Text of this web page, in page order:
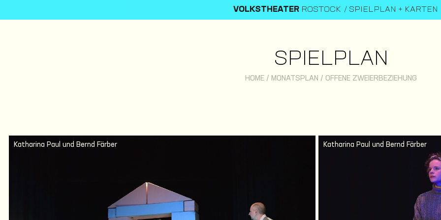
VOLKSTHEATER ROSTOCK SPIELPLAN + KARTEN
SPIELPLAN
HOME/ MONATSPLAN / OFFENE ZWEIERBEZIEHUNG
Katharina Paul und Bernd Färber Katharina Paul und Bernd Färber